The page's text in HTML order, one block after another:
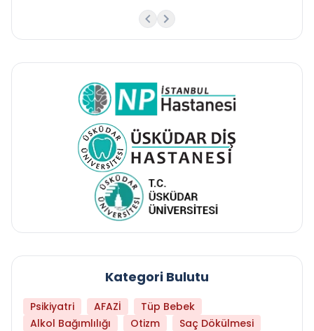
Kategori Bulutu
Psikiyatri AFAZİ
Tüp Bebek
Alkol Bağımlılığı
Otizm
Saç Dökülmesi